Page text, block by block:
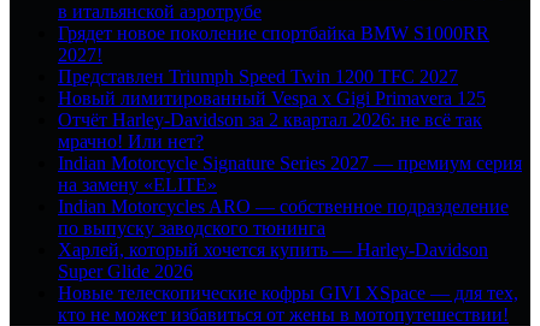
в итальянской аэротрубе
Грядет новое поколение спортбайка BMW S1000RR
2027!
Представлен Triumph Speed Twin 1200 TFC 2027
Новый лимитированный Vespa x Gigi Primavera 125
Отчёт Harley-Davidson за 2 квартал 2026: не всё так
мрачно! Или нет?
Indian Motorcycle Signature Series 2027 — премиум серия
на замену «ELITE»
Indian Motorcycles ARO — собственное подразделение
по выпуску заводского тюнинга
Харлей, который хочется купить — Harley-Davidson
Super Glide 2026
Новые телескопические кофры GIVI XSpace — для тех,
кто не может избавиться от жены в мотопутешествии!